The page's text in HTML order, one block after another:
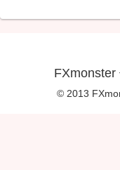
FXmonster
© 2013